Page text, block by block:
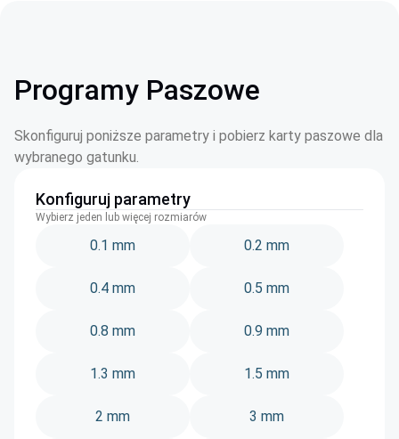
Programy Paszowe
Skonfiguruj poniższe parametry i pobierz karty paszowe dla
wybranego gatunku.
Konfiguruj parametry
Wybierz jeden lub więcej rozmiarów
0.1 mm 0.2 mm
0.4 mm 0.5 mm
0.8 mm 0.9 mm
1.3 mm 1.5 mm
2 mm 3 mm